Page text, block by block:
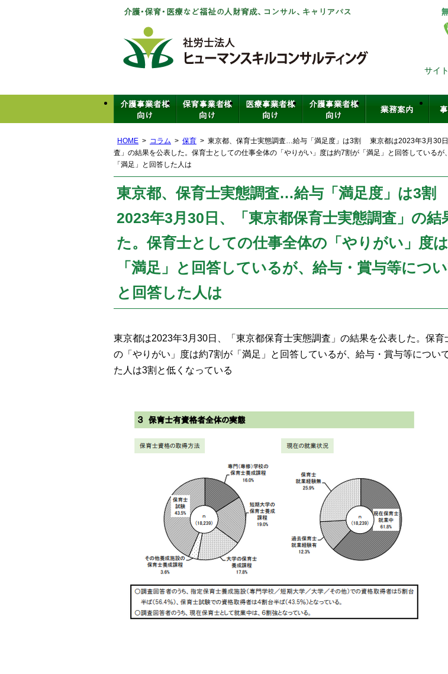
社会保険労務
介護・保育・
サイ
HOME コラム 保育
東京都、保育士実態調査…給与「満足度」は3割 東京都は2023年3月30日
査」の結果を公表した。保育士としての仕事全体の「やりがい」度は約7割が「満足」と回答しているが
「満足」と回答した人は
東京都、保育士実態調査…給与「満足度」は3
2023年3月30日、「東京都保育士実態調査」の結
た。保育士としての仕事全体の「やりがい」度
「満足」と回答しているが、給与・賞与等につい
と回答した人は
東京都は2023年3月30日、「東京都保育士実態調査」の結果を公表した。保育
の「やりがい」度は約7割が「満足」と回答しているが、給与・賞与等につい
た人は3割と低くなっている